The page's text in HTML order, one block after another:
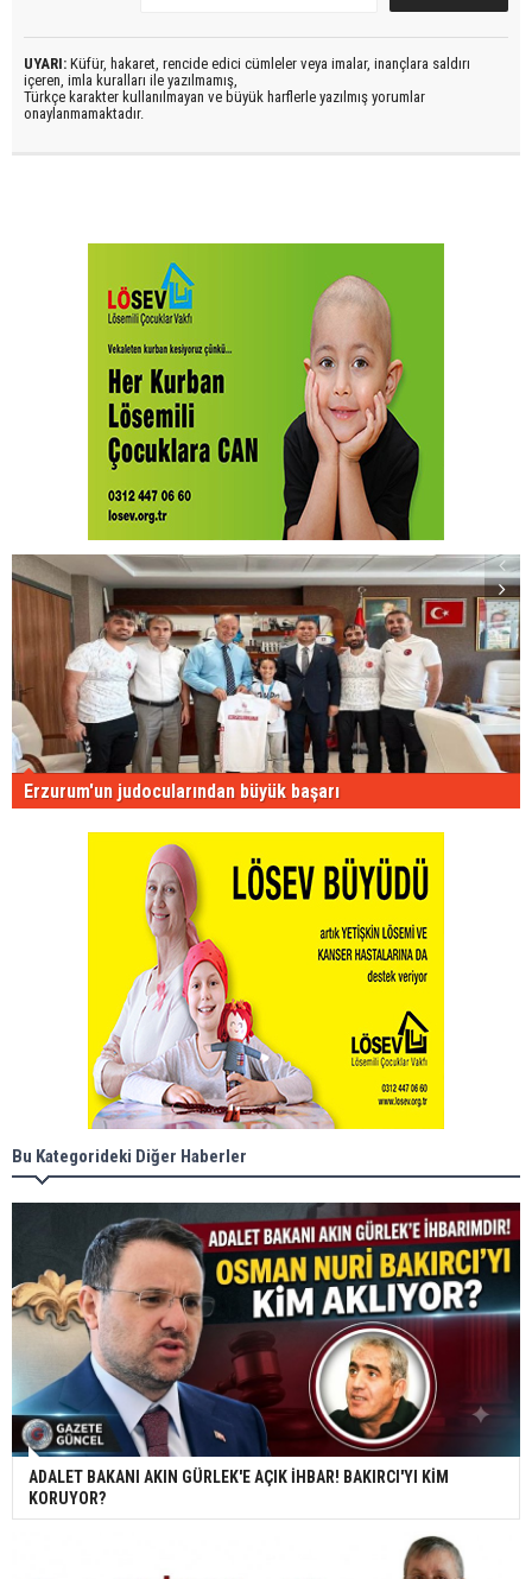
UYARI: Küfür, hakaret, rencide edici cümleler veya imalar, inançlara saldırı
içeren, imla kuralları ile yazılmamış,
Türkçe karakter kullanılmayan ve büyük harflerle yazılmış yorumlar
onaylanmamaktadır.
Erzurum'un judocularından büyük başarı
Bu Kategorideki Diğer Haberler
ADALET BAKANI AKIN GÜRLEK'E AÇIK İHBAR! BAKIRCI'YI KİM
KORUYOR?